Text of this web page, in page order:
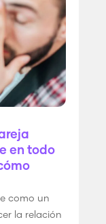
en todo
como un
la relación